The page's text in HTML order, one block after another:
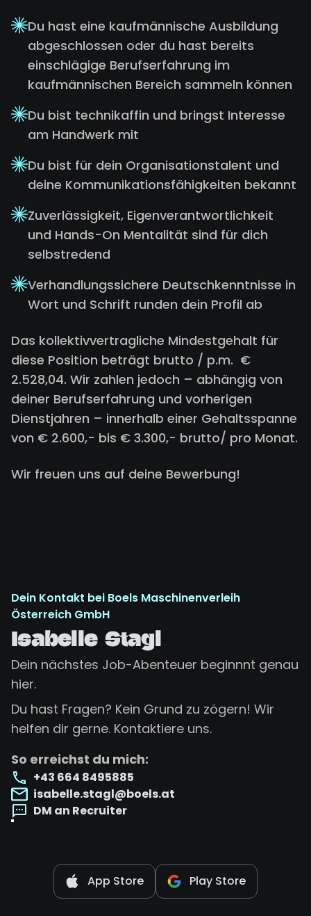
Du hast eine kaufmännische Ausbildung
abgeschlossen oder du hast bereits
einschlägige Berufserfahrung im
kaufmännischen Bereich sammeln können
Du bist technikaffin und bringst Interesse
am Handwerk mit
Du bist für dein Organisationstalent und
deine Kommunikationsfähigkeiten bekannt
Zuverlässigkeit, Eigenverantwortlichkeit
und Hands-On Mentalität sind für dich
selbstredend
Verhandlungssichere Deutschkenntnisse in
Wort und Schrift runden dein Profil ab
Das kollektivvertragliche Mindestgehalt für
diese Position beträgt brutto / p.m. €
2.528,04. Wir zahlen jedoch – abhängig von
deiner Berufserfahrung und vorherigen
Dienstjahren – innerhalb einer Gehaltsspanne
von € 2.600,- bis € 3.300,- brutto/ pro Monat.
Wir freuen uns auf deine Bewerbung!
Dein Kontakt bei Boels Maschinenverleih
Österreich GmbH
Isabelle Stagl
Dein nächstes Job-Abenteuer beginnnt genau
hier.
Du hast Fragen? Kein Grund zu zögern! Wir
helfen dir gerne. Kontaktiere uns.
So erreichst du mich:
+43 664 8495885
isabelle.stagl@boels.at
DM an Recruiter
App Store Play Store